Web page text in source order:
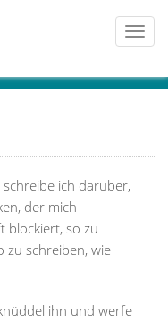
schreibe ich darüber,
der mich
blockiert, so zu
zu schreiben, wie
ihn und werfe